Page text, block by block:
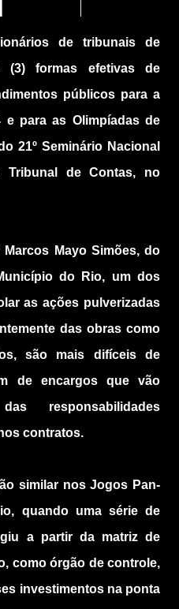
de tribunais de
(3) formas efetivas de
públicos para a
para as Olimpíadas de
21º Seminário Nacional
Tribunal de Contas, no
Mayo Simões, do
do Rio, um dos
as ações pulverizadas
das obras como
são mais difíceis de
de encargos que vão
responsabilidades
contratos.
similar nos Jogos Pan-
quando uma série de
a partir da matriz de
como órgão de controle,
investimentos na ponta